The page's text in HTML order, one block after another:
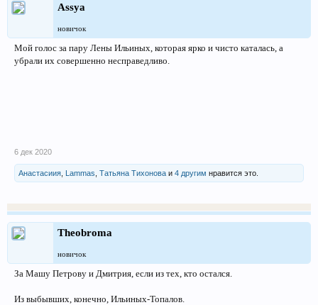
Assya
новичок
Мой голос за пару Лены Ильиных, которая ярко и чисто каталась, а
убрали их совершенно несправедливо.
6 дек 2020
Анастасиия Lammas Татьяна Тихонова и 4 другим нравится это.
Theobroma
новичок
За Машу Петрову и Дмитрия, если из тех, кто остался.
Из выбывших, конечно, Ильиных-Топалов.